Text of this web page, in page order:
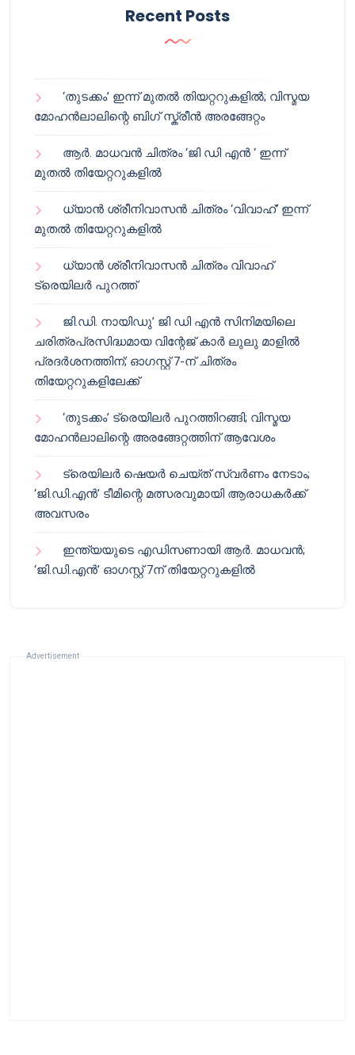
Recent Posts
‘തുടക്കം’ ഇന്ന് മുതൽ തിയറ്ററുകളിൽ; വിസ്മയ
മോഹൻലാലിന്റെ ബിഗ് സ്ക്രീൻ അരങ്ങേറ്റം
ആർ. മാധവൻ ചിത്രം ‘ജി ഡി എൻ ‘ ഇന്ന്
മുതൽ തിയേറ്ററുകളിൽ
ധ്യാൻ ശ്രീനിവാസൻ ചിത്രം ‘വിവാഹ്’ ഇന്ന്
മുതൽ തിയേറ്ററുകളിൽ
ധ്യാൻ ശ്രീനിവാസൻ ചിത്രം വിവാഹ്
ട്രെയിലർ പുറത്ത്
ജി.ഡി. നായിഡു’ ജി ഡി എൻ സിനിമയിലെ
ചരിത്രപ്രസിദ്ധമായ വിന്റേജ് കാർ ലുലു മാളിൽ
പ്രദർശനത്തിന്; ഓഗസ്റ്റ് 7-ന് ചിത്രം
തിയേറ്ററുകളിലേക്ക്
‘തുടക്കം’ ട്രെയിലർ പുറത്തിറങ്ങി; വിസ്മയ
മോഹൻലാലിന്റെ അരങ്ങേറ്റത്തിന് ആവേശം
ട്രെയിലർ ഷെയർ ചെയ്‌ത് സ്വർണം നേടാം;
‘ജി.ഡി.എൻ’ ടീമിന്റെ മത്സരവുമായി ആരാധകർക്ക്
അവസരം
ഇന്ത്യയുടെ എഡിസണായി ആർ. മാധവൻ;
‘ജി.ഡി.എൻ’ ഓഗസ്റ്റ് 7ന് തിയേറ്ററുകളിൽ
Advertisement